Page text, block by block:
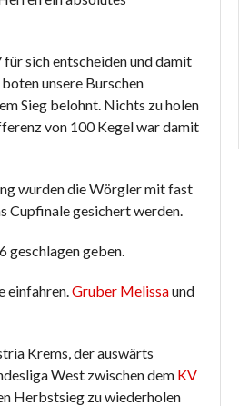
sich entscheiden und damit
unsere Burschen
Sieg belohnt. Nichts zu holen
von 100 Kegel war damit
wurden die Wörgler mit fast
Cupfinale gesichert werden.
geschlagen geben.
einfahren. Gruber Melissaund
Krems, der auswärts
West zwischen dem KV
Herbstsieg zu wiederholen